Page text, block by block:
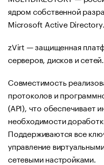
ядром собственной
Microsoft Active Directory.
zVirt — защищенная
серверов, дисков и сетей.
Совместимость
протоколов и
(API), что обеспечивает
необходимости
Поддерживаются все
управление
сетевыми настройками.